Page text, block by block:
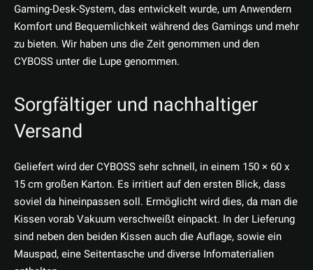
Gaming-Desk-System, das entwickelt wurde, um Anwendern
Komfort und Bequemlichkeit während des Gamings und mehr
zu bieten. Wir haben uns die Zeit genommen und den
CYBOSS unter die Lupe genommen.
Sorgfältiger und nachhaltiger
Versand
Geliefert wird der CYBOSS sehr schnell, in einem 150 × 60 x
15 cm großen Karton. Es irritiert auf den ersten Blick, dass
soviel da hineinpassen soll. Ermöglicht wird dies, da man die
Kissen vorab Vakuum verschweißt einpackt. In der Lieferung
sind neben den beiden Kissen auch die Auflage, sowie ein
Mauspad, eine Seitentasche und diverse Infomaterialien